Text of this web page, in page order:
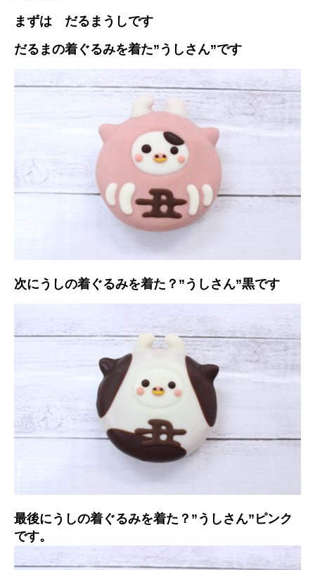
まずは だるまうしです
だるまの着ぐるみを着た”うしさん”です
次にうしの着ぐるみを着た？”うしさん”黒です
最後にうしの着ぐるみを着た？”うしさん”ピンク
です。